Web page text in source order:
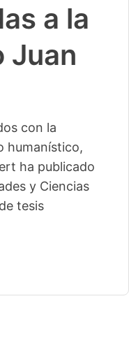
a la
Juan
con la
humanístico,
ha publicado
y Ciencias
tesis